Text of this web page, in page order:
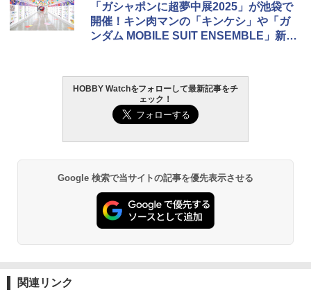
「ガシャポンに超夢中展2025」が池袋で
開催！キン肉マンの「キンケシ」や「ガ
ンダム MOBILE SUIT ENSEMBLE」新作
HOBBY Watchをフォローして最新記事をチ
ェック！
Google 検索で当サイトの記事を優先表示させる
関連リンク